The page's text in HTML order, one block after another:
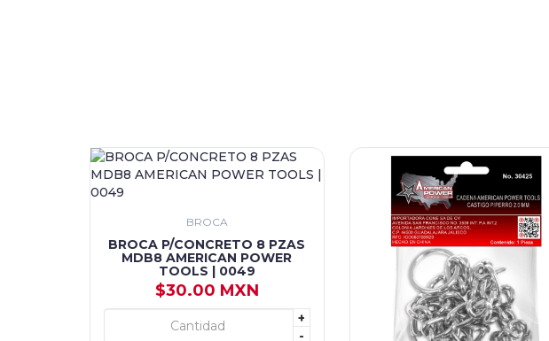
BROCA
BROCA P/CONCRETO 8 PZAS
MDB8 AMERICAN POWER
TOOLS | 0049
$30.00 MXN
+
-
+ AGREGAR